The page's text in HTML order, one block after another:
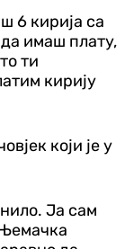
6 кирија са
да имаш плату,
ти
кирију
који је у
Ја сам